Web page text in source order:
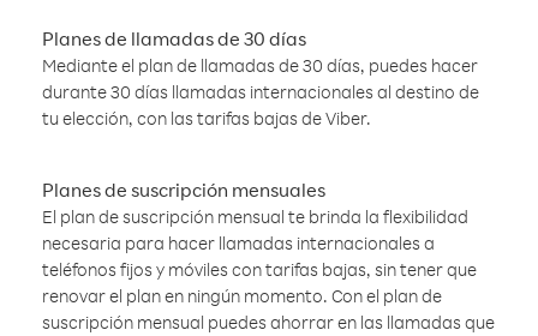
Planes de llamadas de 30 días
Mediante el plan de llamadas de 30 días, puedes hacer
durante 30 días llamadas internacionales al destino de
tu elección, con las tarifas bajas de Viber.
Planes de suscripción mensuales
El plan de suscripción mensual te brinda la flexibilidad
necesaria para hacer llamadas internacionales a
teléfonos fijos y móviles con tarifas bajas, sin tener que
renovar el plan en ningún momento. Con el plan de
suscripción mensual puedes ahorrar en las llamadas que